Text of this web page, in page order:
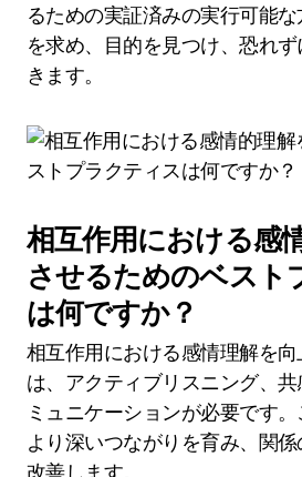
るための実証済みの実行可能
を求め、目的を見つけ、恐れ
きます。
相互作用における感
させるためのベスト
は何ですか？
相互作用における感情理解を
は、アクティブリスニング、
ミュニケーションが必要です。
より深いつながりを育み、関